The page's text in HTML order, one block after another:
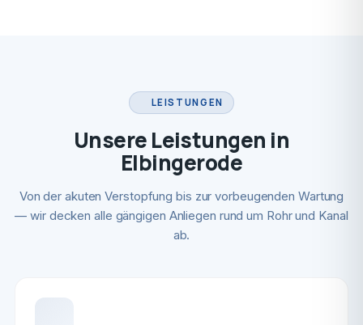
LEISTUNGEN
Unsere Leistungen in
Elbingerode
Von der akuten Verstopfung bis zur vorbeugenden Wartung
— wir decken alle gängigen Anliegen rund um Rohr und Kanal
ab.